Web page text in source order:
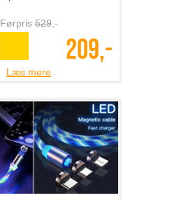
Førpris529,-
209,-
Læs mere